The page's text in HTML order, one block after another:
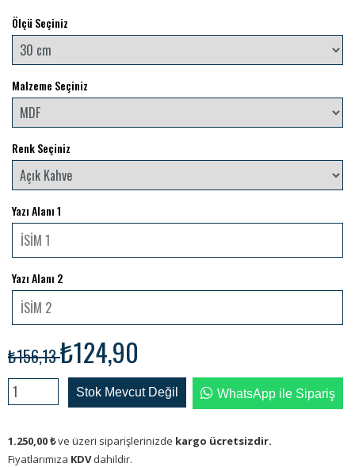
Ölçü Seçiniz
Malzeme Seçiniz
Renk Seçiniz
Yazı Alanı 1
Yazı Alanı 2
₺156,13₺124,90
Stok Mevcut Değil WhatsApp ile Sipariş
1.250,00₺ve üzeri siparişlerinizde kargo ücretsizdir.
Fiyatlarımıza KDVdahildir.